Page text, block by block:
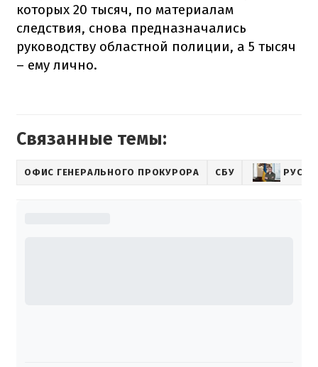
которых 20 тысяч, по материалам
следствия, снова предназначались
руководству областной полиции, а 5 тысяч
– ему лично.
Связанные темы:
ОФИС ГЕНЕРАЛЬНОГО ПРОКУРОРА СБУ